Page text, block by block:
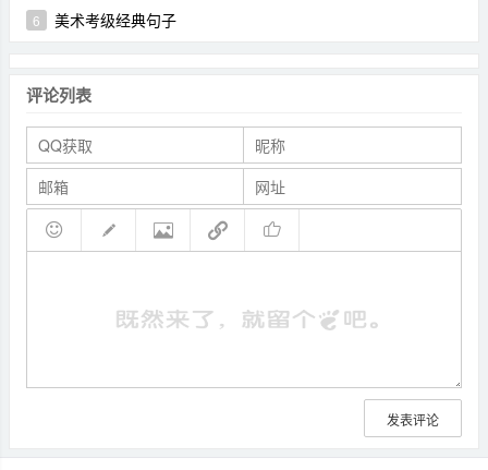
6 美术考级经典句子
评论列表
发表评论